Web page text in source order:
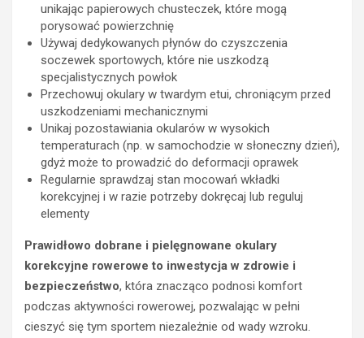
unikając papierowych chusteczek, które mogą
porysować powierzchnię
Używaj dedykowanych płynów do czyszczenia
soczewek sportowych, które nie uszkodzą
specjalistycznych powłok
Przechowuj okulary w twardym etui, chroniącym przed
uszkodzeniami mechanicznymi
Unikaj pozostawiania okularów w wysokich
temperaturach (np. w samochodzie w słoneczny dzień),
gdyż może to prowadzić do deformacji oprawek
Regularnie sprawdzaj stan mocowań wkładki
korekcyjnej i w razie potrzeby dokręcaj lub reguluj
elementy
Prawidłowo dobrane i pielęgnowane okulary
korekcyjne rowerowe to inwestycja w zdrowie i
bezpieczeństwo, która znacząco podnosi komfort
podczas aktywności rowerowej, pozwalając w pełni
cieszyć się tym sportem niezależnie od wady wzroku.
u
n
a
e
TURYSTYKA
A
n
d
w
g
ó